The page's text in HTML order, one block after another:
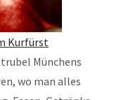
Kurfürst
Münchens
wo man alles